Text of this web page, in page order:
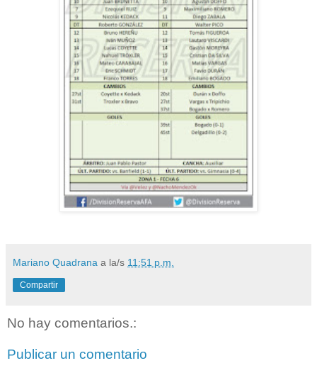
Mariano Quadrana a la/s 11:51 p.m.
Compartir
No hay comentarios.:
Publicar un comentario